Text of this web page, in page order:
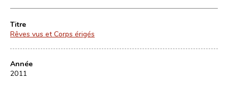
Titre
Rêves vus et Corps érigés
Année
2011